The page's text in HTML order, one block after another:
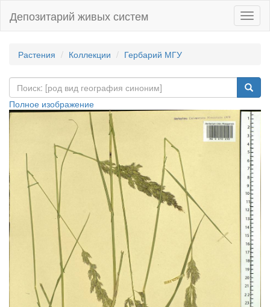
Депозитарий живых систем
Растения Коллекции Гербарий МГУ
Полное изображение